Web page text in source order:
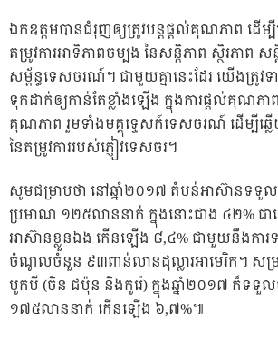
ឯកឧត្តមបានជំរុញឲ្យត្រូវបន្តផ្តល់គុណភាព ដើម្
តម្រូវការអាទិភាពចម្បង នៃសន្តិភាព ស្ថិរភាព ស
សម្ព័ន្ធទេសចរណ៍។ ជាមួយគ្នានេះដែរ យើងត្រូវ
ទុកដាក់ឲ្យកាន់តែខ្លាំងឡើង ក្នុងការផ្តល់គុណភ
គុណភាព រួមទាំងមគ្គុទ្ទេសក៍ទេសចរណ៍ ដើម្បី
នៃតម្រូវការរបស់ភ្ញៀវទេសចរ។
សូមជម្រាបថា នៅឆ្នាំ២០១៧ តំបន់អាស៊ានទទួល
ប្រមាណ ១២៥លាននាក់ ក្នុងនោះជាង ៤២% ជា
អាស៊ានខ្លួនឯង កើនឡើង ៨,៤% ជាមួយនឹងការ
ចំណូលចំនួន ៩៣ពាន់លានដុល្លារអាមេរិក។ សម្
បូកបី (ចិន ជប៉ុន និងកូរ៉េ) ក្នុងឆ្នាំ២០១៧ ក៏ទទួល
១៧៥លាននាក់ កើនឡើង ៦,៧%៕